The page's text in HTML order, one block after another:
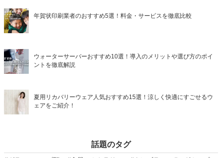
年賀状印刷業者のおすすめ5選！料金・サービスを徹底比較
ウォーターサーバーおすすめ10選！導入のメリットや選び方のポイ
ントを徹底解説
夏用リカバリーウェア人気おすすめ15選！涼しく快適にすごせるウ
ェアをご紹介！
話題のタグ